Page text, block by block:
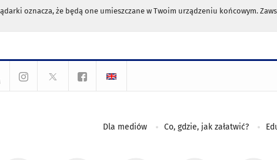
oznacza, że będą one umieszczane w Twoim urządzeniu końcowym.
Dla mediów Co, gdzie, jak załatwić?